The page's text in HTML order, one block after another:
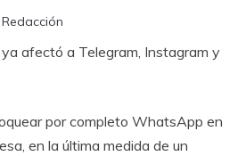
Redacción
afectó a Telegram, Instagram y
por completo WhatsApp en
en la última medida de un